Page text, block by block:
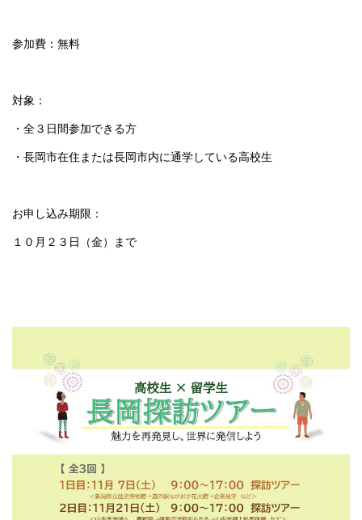
参加費：無料
対象：
・全３日間参加できる方
・長岡市在住または長岡市内に通学している高校生
お申し込み期限：
１０月２３日（金）まで